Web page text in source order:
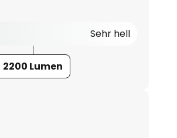
Sehr hell
2200 Lumen